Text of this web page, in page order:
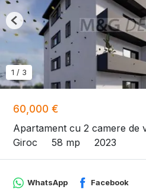
60,000 €
Apartament cu 2 camere de
Giroc
58 mp 2023
1 / 3
Previous
WhatsApp Facebook